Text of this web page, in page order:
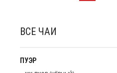
ВСЕ ЧАИ
ПУЭР